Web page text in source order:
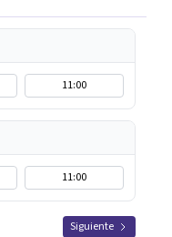
11:00
11:00
Siguiente